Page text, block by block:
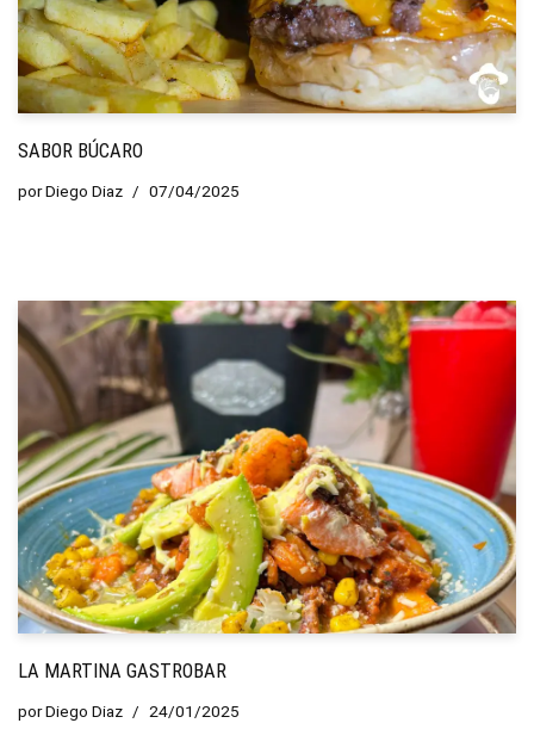
SABOR BÚCARO
porDiego Diaz 07/04/2025
LA MARTINA GASTROBAR
porDiego Diaz 24/01/2025